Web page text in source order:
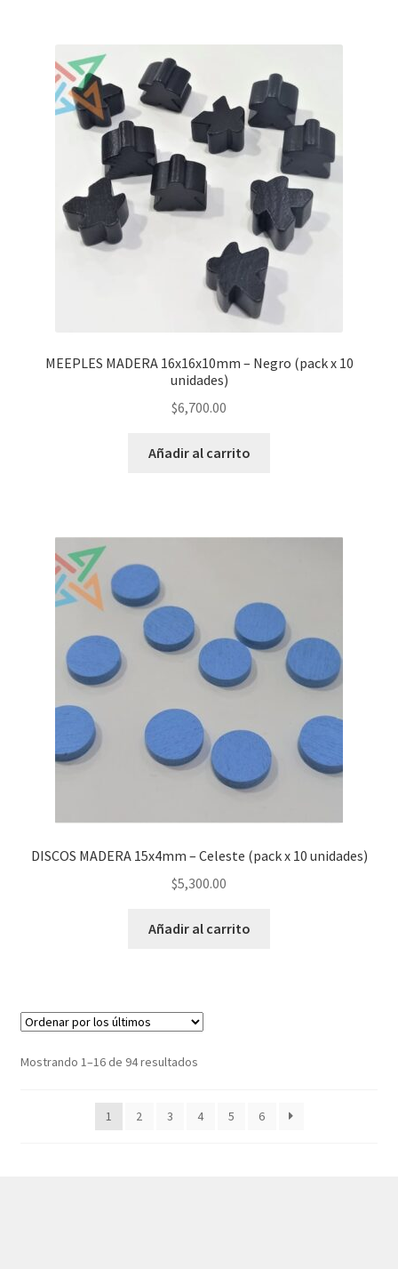
MEEPLES MADERA 16x16x10mm – Negro (pack x 10
unidades)
$6,700.00
Añadir al carrito
DISCOS MADERA 15x4mm – Celeste (pack x 10 unidades)
$5,300.00
Añadir al carrito
Mostrando 1–16 de 94 resultadosOrdenado
últimos
1 2 3 4 5 6